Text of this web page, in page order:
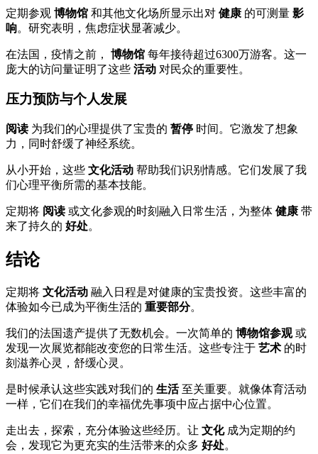
定期参观 博物馆 和其他文化场所显示出对 健康 的可测量 影
响。研究表明，焦虑症状显著减少。
在法国，疫情之前， 博物馆 每年接待超过6300万游客。这一
庞大的访问量证明了这些 活动 对民众的重要性。
压力预防与个人发展
阅读 为我们的心理提供了宝贵的 暂停 时间。它激发了想象
力，同时舒缓了神经系统。
从小开始，这些 文化活动 帮助我们识别情感。它们发展了我
们心理平衡所需的基本技能。
定期将 阅读 或文化参观的时刻融入日常生活，为整体 健康 带
来了持久的 好处。
结论
定期将 文化活动 融入日程是对健康的宝贵投资。这些丰富的
体验如今已成为平衡生活的 重要部分。
我们的法国遗产提供了无数机会。一次简单的 博物馆参观或
发现一次展览都能改变您的日常生活。这些专注于 艺术 的时
刻滋养心灵，舒缓心灵。
是时候承认这些实践对我们的 生活至关重要。就像体育活动
一样，它们在我们的幸福优先事项中应占据中心位置。
走出去，探索，充分体验这些经历。让 文化成为定期的约
会，发现它为更充实的生活带来的众多 好处。